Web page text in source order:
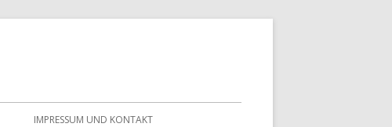
IMPRESSUM UND KONTAKT